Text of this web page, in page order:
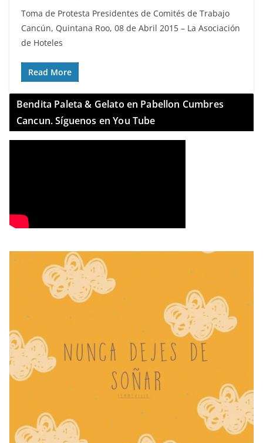
Toma de Protesta Presidentes de Comités de Trabajo
Cancún, Quintana Roo, 08 de Abril 2015 – La Asociación
de Hoteles
Read More
Bendita Paleta & Gelato en Pabellon Cumbres
Cancun. Síguenos en You Tube